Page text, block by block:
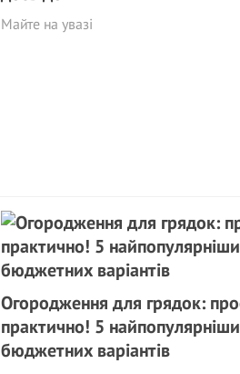
Майте на увазі
Огородження для грядок:
практично! 5
бюджетних варіантів